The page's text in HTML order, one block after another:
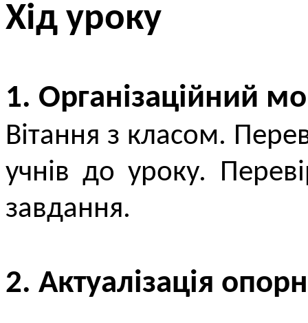
Хід уроку
1. Організаційний
Вітання з класом.
учнів до уроку.
завдання.
2. Актуалізація